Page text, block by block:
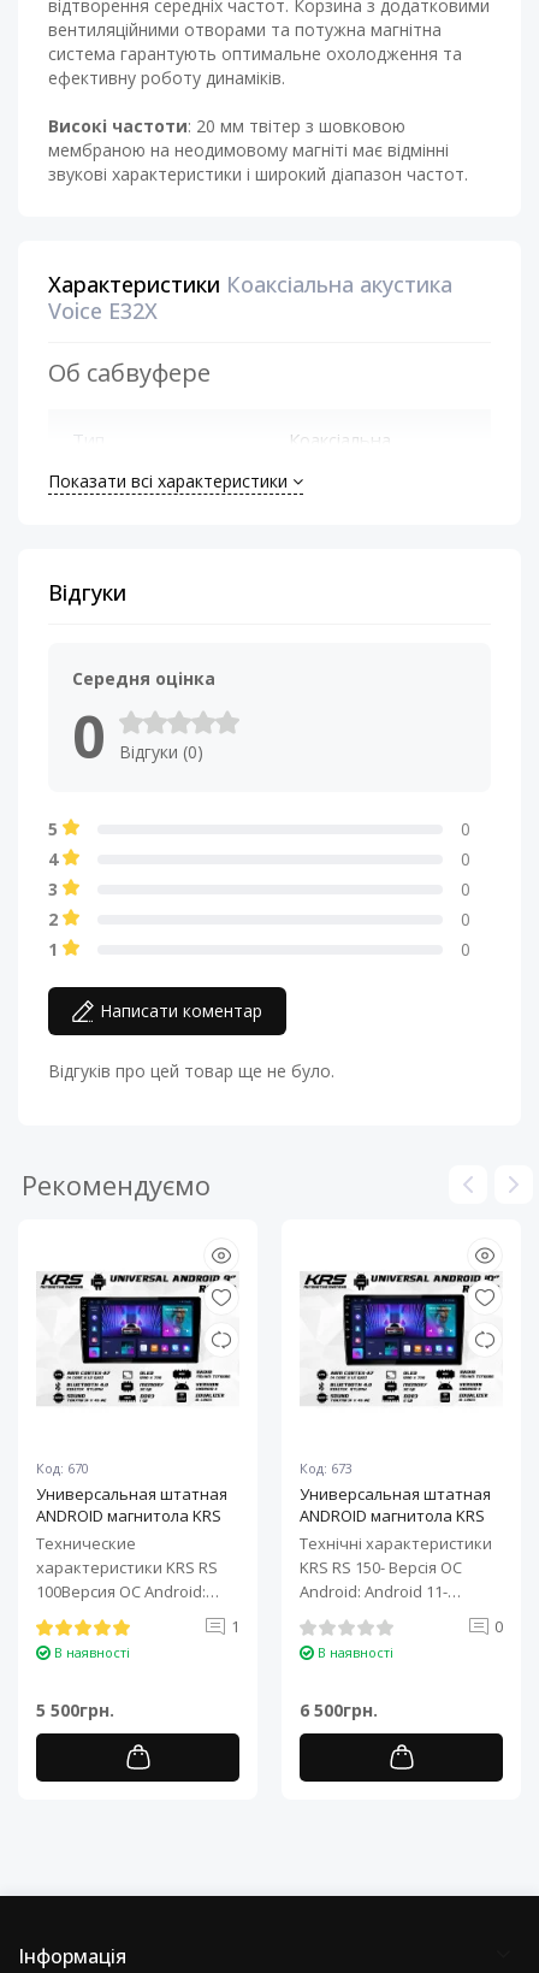
відтворення середніх частот. Корзина з додатковими
вентиляційними отворами та потужна магнітна
система гарантують оптимальне охолодження та
ефективну роботу динаміків.
Високі частоти: 20 мм твітер з шовковою
мембраною на неодимовому магніті має відмінні
звукові характеристики і широкий діапазон частот.
Характеристики Коаксіальна акустика
Voice E32X
Об сабвуфере
Тип Коаксіальна
Показати всі характеристики
Відгуки
Середня оцінка
0 Відгуки (0)
5
0
4
0
3
0
2
0
1
0
Написати коментар
Відгуків про цей товар ще не було.
Рекомендуємо
Код: 670
Универсальная штатная
ANDROID магнитола KRS
RS 100 9" 1/32 GB
Технические
характеристики KRS RS
100Версия ОС Android:
Android 11Процессор: 4-
ядерный ARM Cortex-A7..
1
В наявності
5 500грн.
Код: 673
Универсальная штатная
ANDROID магнитола KRS
RS 150 10" 2/32 GB
Технічні характеристики
KRS RS 150- Версія ОС
Android: Android 11-
Процесор: 4-ядерний ARM
Cortex-A7..
0
В наявності
6 500грн.
Інформація